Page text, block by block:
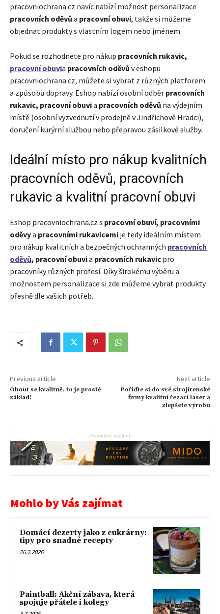
pracovniochrana.cz navíc nabízí možnost personalizace
pracovních oděvů a pracovní obuvi, takže si můžeme
objednat produkty s vlastním logem nebo jménem.
Pokud se rozhodnete pro nákup pracovních rukavic,
pracovní obuvia pracovních oděvů v eshopu
pracovniochrana.cz, můžete si vybrat z různých platforem
a způsobů dopravy. Eshop nabízí osobní odběr pracovních
rukavic, pracovní obuvia pracovních oděvů na výdejním
místě (osobní vyzvednutí v prodejně v Jindřichově Hradci),
doručení kurýrní službou nebo přepravou zásilkové služby.
Ideální místo pro nákup kvalitních
pracovních oděvů, pracovních
rukavic a kvalitní pracovní obuvi
Eshop pracovniochrana.cz s pracovní obuví, pracovními
oděvya pracovními rukavicemi je tedy ideálním místem
pro nákup kvalitních a bezpečných ochranných pracovních
oděvů, pracovní obuvia pracovních rukavic pro
pracovníky různých profesí. Díky širokému výběru a
možnostem personalizace si zde můžeme vybrat produkty
přesně dle vašich potřeb.
Previous article
Obout se kvalitně, to je prostě
základ!
Next article
Pořiďte si do své strojírenské
firmy kvalitní řezací laser a
zlepšete výrobu
- Komerční sdělení -
Mohlo by Vás zajímat
Domácí dezerty jako z cukrárny:
tipy pro snadné recepty
26.2.2026
Paintball: Akční zábava, která
spojuje přátele i kolegy